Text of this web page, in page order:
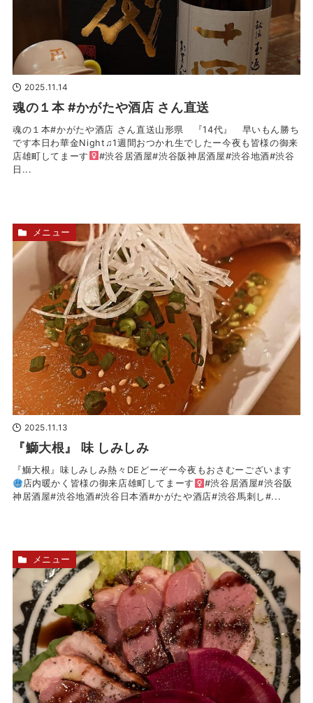
2025.11.14
魂の１本 #かがたや酒店 さん直送
魂の１本#かがたや酒店 さん直送山形県 『14代』 早いもん勝ち
です本日わ華金Night♫1週間おつかれ生でしたー今夜も皆様の御来
店雄町してまーす‍
#渋谷居酒屋#渋谷阪神居酒屋#渋谷地酒#渋谷
日...
2025.11.13
『鰤大根』 味 しみしみ
『鰤大根』味しみしみ熱々DEどーぞー今夜もおさむーございます
店内暖かく皆様の御来店雄町してまーす‍
#渋谷居酒屋#渋谷阪
神居酒屋#渋谷地酒#渋谷日本酒#かがたや酒店#渋谷馬刺し#...
メニュー
メニュー